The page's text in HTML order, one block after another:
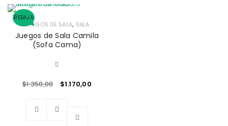
REBAJA
JUEGOS DE SALA, SALA
Juegos de Sala Camila
(Sofa Cama)
$1.350,00 $1.170,00